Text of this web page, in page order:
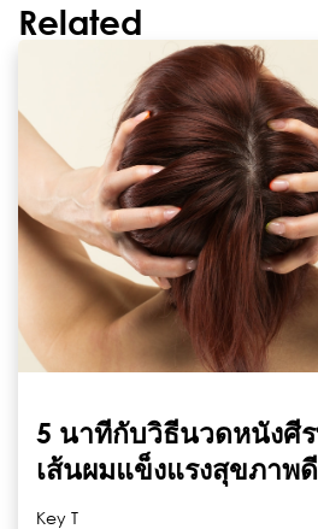
Related
5 นาทีกับวิธีนวดหนังศีร
เส้นผมแข็งแรงสุขภาพดี
Key T